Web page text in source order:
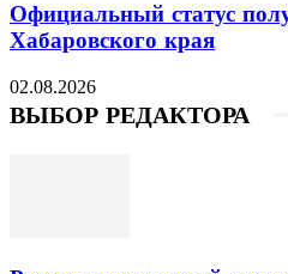
Официальный статус
Хабаровского края
02.08.2026
ВЫБОР РЕДАКТОРА